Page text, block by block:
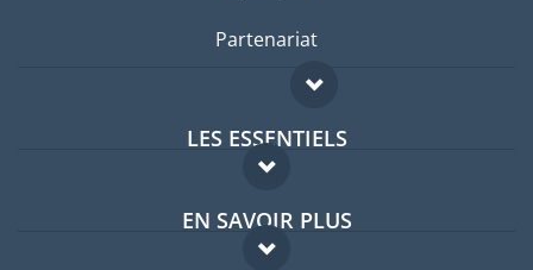
Partenariat
LES ESSENTIELS
Forum expatriés
Guides pays
EN SAVOIR PLUS
FAQ